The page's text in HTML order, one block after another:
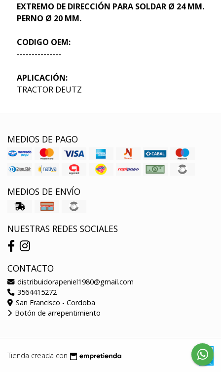
EXTREMO DE DIRECCIÓN PARA SOLDAR Ø 24 MM.
PERNO Ø 20 MM.
CODIGO OEM:
---------------
APLICACIÓN:
TRACTOR DEUTZ
MEDIOS DE PAGO
MEDIOS DE ENVÍO
NUESTRAS REDES SOCIALES
CONTACTO
distribuidorapeniel1980@gmail.com
3564415272
San Francisco - Cordoba
Botón de arrepentimiento
Tienda creada con